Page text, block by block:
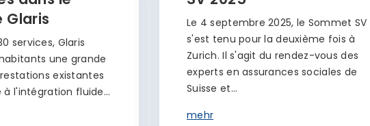
Glaris
services, Glaris
une grande
existantes
à l'intégration fluide…
Le 4 septembre 2025, le Sommet SV
s'est tenu pour la deuxième fois à
Zurich. Il s'agit du rendez-vous des
experts en assurances sociales de
Suisse et…
mehr